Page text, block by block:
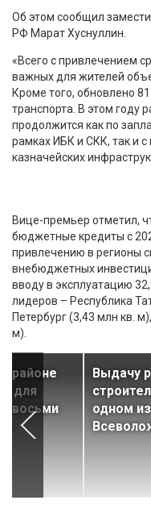
Об этом сообщил
РФ Марат Хуснуллин.
«Всего с привлечением
важных для жителей
Кроме того, обновлено
транспорта. В этом году
продолжится как по
рамках ИБК и СКК, так и
казначейских
Вице-премьер отметил,
бюджетные кредиты с
привлечению в регионы
внебюджетных
вводу в эксплуатацию
лидеров – Республика
Петербург (3,43 млн кв.
м).
районе
для
восьми
Выдачу
одном